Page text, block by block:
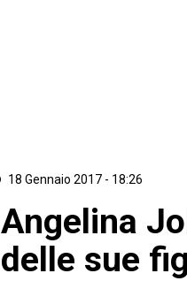
18 Gennaio 2017 - 18:26
Angelina
delle sue